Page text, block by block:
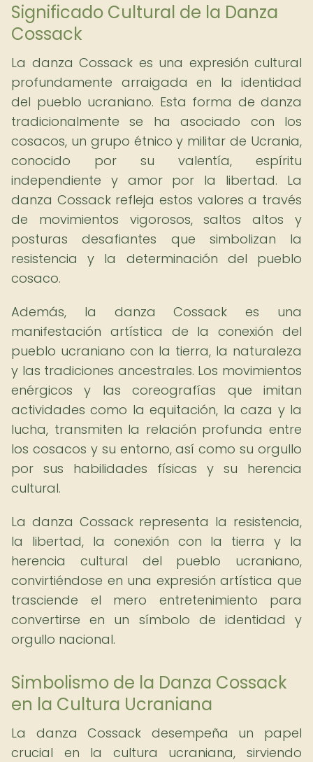
Significado Cultural de la Danza
Cossack
La danza Cossack es una expresión cultural
profundamente arraigada en la identidad
del pueblo ucraniano. Esta forma de danza
tradicionalmente se ha asociado con los
cosacos, un grupo étnico y militar de Ucrania,
conocido por su valentía, espíritu
independiente y amor por la libertad. La
danza Cossack refleja estos valores a través
de movimientos vigorosos, saltos altos y
posturas desafiantes que simbolizan la
resistencia y la determinación del pueblo
cosaco.
Además, la danza Cossack es una
manifestación artística de la conexión del
pueblo ucraniano con la tierra, la naturaleza
y las tradiciones ancestrales. Los movimientos
enérgicos y las coreografías que imitan
actividades como la equitación, la caza y la
lucha, transmiten la relación profunda entre
los cosacos y su entorno, así como su orgullo
por sus habilidades físicas y su herencia
cultural.
La danza Cossack representa la resistencia,
la libertad, la conexión con la tierra y la
herencia cultural del pueblo ucraniano,
convirtiéndose en una expresión artística que
trasciende el mero entretenimiento para
convertirse en un símbolo de identidad y
orgullo nacional.
Simbolismo de la Danza Cossack
en la Cultura Ucraniana
La danza Cossack desempeña un papel
crucial en la cultura ucraniana, sirviendo